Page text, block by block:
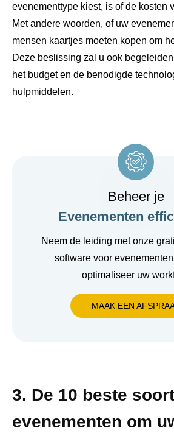
evenementtype kiest, is of de kosten
Met andere woorden, of uw
mensen kaartjes moeten kopen om
Deze beslissing zal u ook
het budget en de benodigde
hulpmiddelen.
Beheer je
Evenementen
Neem de leiding met onze
software voor
optimaliseer uw
MAAK EEN
3. De 10 beste
evenementen om